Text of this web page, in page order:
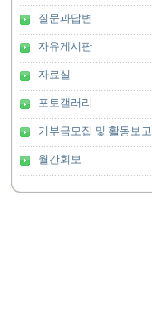
질문과답변
자유게시판
자료실
포토갤러리
기부금모집 및 활동보고
월간회보